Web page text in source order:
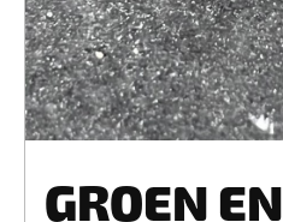
GROEN EN